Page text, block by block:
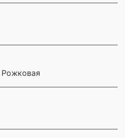
Рожковая